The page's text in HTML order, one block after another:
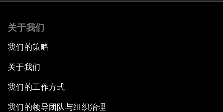
关于我们
我们的策略
关于我们
我们的工作方式
我们的领导团队与组织治理